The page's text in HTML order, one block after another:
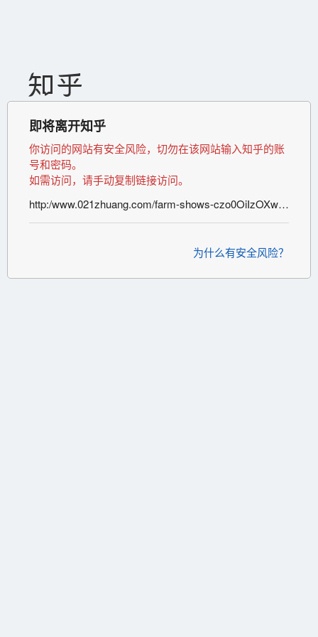
即将离开知乎
你访问的网站有安全风险，切勿在该网站输入知乎的账
号和密码。
如需访问，请手动复制链接访问。
http:/www.021zhuang.com/farm-shows-czo0OiIzOXwxIjs.html
为什么有安全风险？